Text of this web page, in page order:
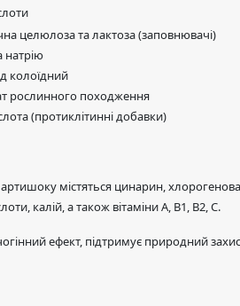
целюлоза та лактоза (заповнювачі)
натрію
колоїдний
рослинного походження
(протиклітинні добавки)
містяться цинарин,
калій, а також вітаміни А, В1, В2, С.
ефект, підтримує природний